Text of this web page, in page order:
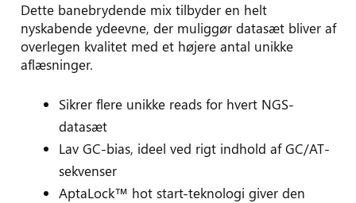
Dette banebrydende mix tilbyder en helt
nyskabende ydeevne, der muliggør datasæt bliver af
overlegen kvalitet med et højere antal unikke
aflæsninger.
Sikrer flere unikke reads for hvert NGS-
datasæt
Lav GC-bias, ideel ved rigt indhold af GC/AT-
sekvenser
AptaLock™ hot start-teknologi giver den